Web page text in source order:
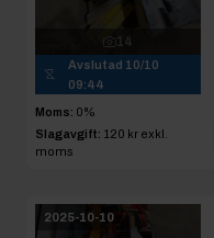
14
Avslutad 10/10
09:44
Moms: 0%
Slagavgift: 120 kr exkl.
moms
2025-10-10